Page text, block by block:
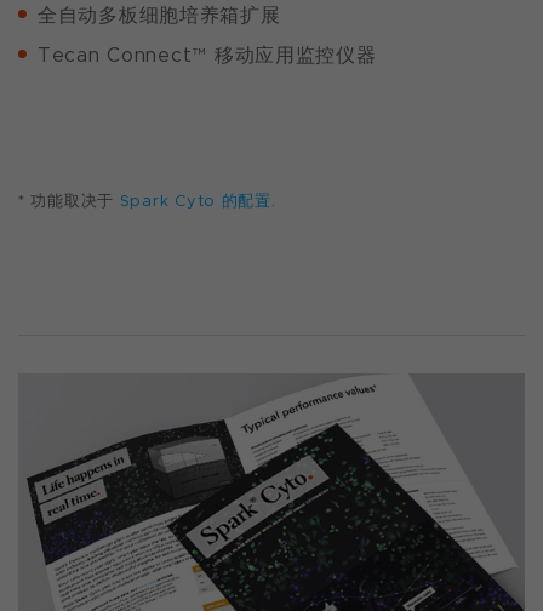
全自动多板细胞培养箱扩展
Tecan Connect™ 移动应用监控仪器
* 功能取决于 Spark Cyto 的配置.